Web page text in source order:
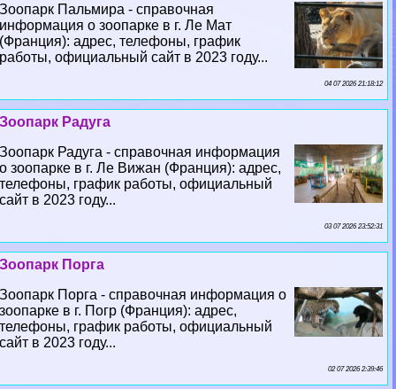
Зоопарк Пальмира - справочная
информация о зоопарке в г. Ле Мат
(Франция): адрес, телефоны, график
работы, официальный сайт в 2023 году...
04 07 2026 21:18:12
Зоопарк Радуга
Зоопарк Радуга - справочная информация
о зоопарке в г. Ле Вижан (Франция): адрес,
телефоны, график работы, официальный
сайт в 2023 году...
03 07 2026 23:52:31
Зоопарк Порга
Зоопарк Порга - справочная информация о
зоопарке в г. Погр (Франция): адрес,
телефоны, график работы, официальный
сайт в 2023 году...
02 07 2026 2:39:46